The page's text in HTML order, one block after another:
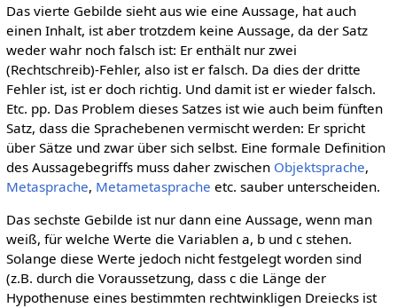
Das vierte Gebilde sieht aus wie eine Aussage, hat auch
einen Inhalt, ist aber trotzdem keine Aussage, da der Satz
weder wahr noch falsch ist: Er enthält nur zwei
(Rechtschreib)-Fehler, also ist er falsch. Da dies der dritte
Fehler ist, ist er doch richtig. Und damit ist er wieder falsch.
Etc. pp. Das Problem dieses Satzes ist wie auch beim fünften
Satz, dass die Sprachebenen vermischt werden: Er spricht
über Sätze und zwar über sich selbst. Eine formale Definition
des Aussagebegriffs muss daher zwischen Objektsprache,
Metasprache, Metametasprache etc. sauber unterscheiden.
Das sechste Gebilde ist nur dann eine Aussage, wenn man
weiß, für welche Werte die Variablen a, b und c stehen.
Solange diese Werte jedoch nicht festgelegt worden sind
(z.B. durch die Voraussetzung, dass c die Länge der
Hypothenuse eines bestimmten rechtwinkligen Dreiecks ist